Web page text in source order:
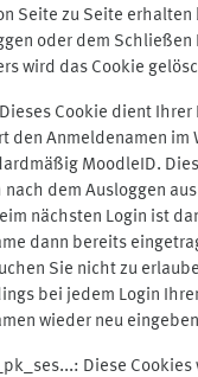
Seite zu Seite erhalten
oder dem Schließen
wird das Cookie
Cookie dient
den Anmeldenamen im
MoodleID.
dem Ausloggen
nächsten Login ist
dann bereits
Sie nicht zu
bei jedem Login
wieder neu
Diese Cookies